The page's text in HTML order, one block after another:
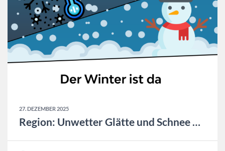
27. DEZEMBER 2025
Region: Unwetter Glätte und Schnee Update 12.01.2026 16:00